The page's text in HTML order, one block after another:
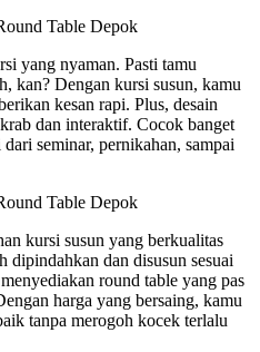
yang nyaman. Pasti tamu
kan? Dengan kursi susun, kamu
kesan rapi. Plus, desain
dan interaktif. Cocok banget
seminar, pernikahan, sampai
kursi susun yang berkualitas
dan disusun sesuai
round table yang pas
harga yang bersaing, kamu
tanpa merogoh kocek terlalu